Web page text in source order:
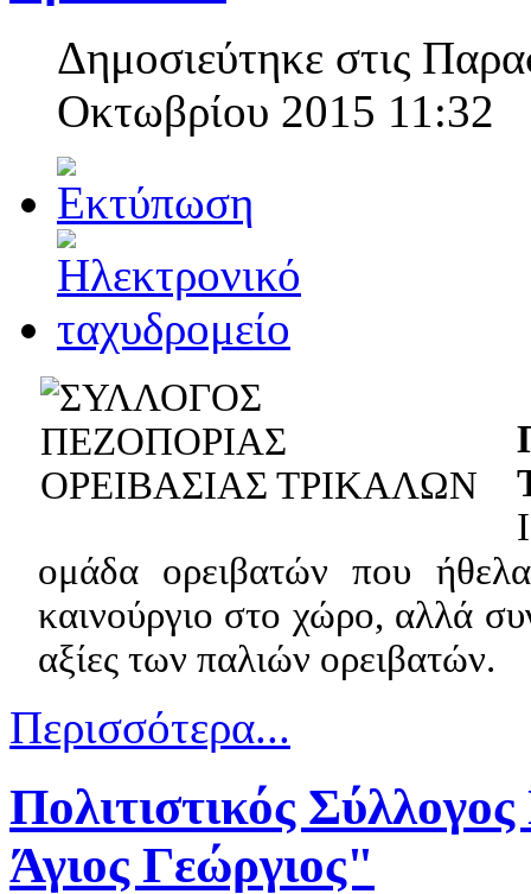
Δημοσιεύτηκε στις
Οκτωβρίου 2015 11:32
ομάδα ορειβατών που
καινούργιο στο χώρο, αλλά
αξίες των παλιών ορειβατών.
Περισσότερα...
Πολιτιστικός
Άγιος Γεώργιος"